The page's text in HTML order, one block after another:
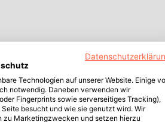
Technologien auf unserer Website. Einige
notwendig. Daneben verwenden wir
Fingerprints sowie serverseitiges Tracking),
besucht und wie sie genutzt wird. Wir
Marketingzwecken und setzen hierzu